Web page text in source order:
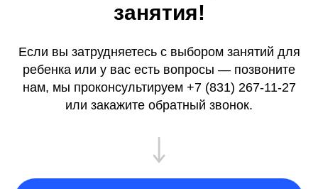
занятия!
Если вы затрудняетесь с выбором занятий для
ребенка или у вас есть вопросы — позвоните
нам, мы проконсультируем +7 (831) 267-11-27
или закажите обратный звонок.